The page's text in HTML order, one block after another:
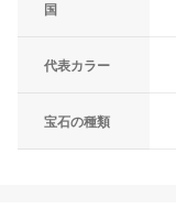
国
代表カラー
宝石の種類